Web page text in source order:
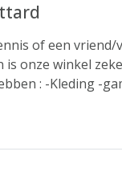
of een vriend/
is onze winkel
: -Kleding -